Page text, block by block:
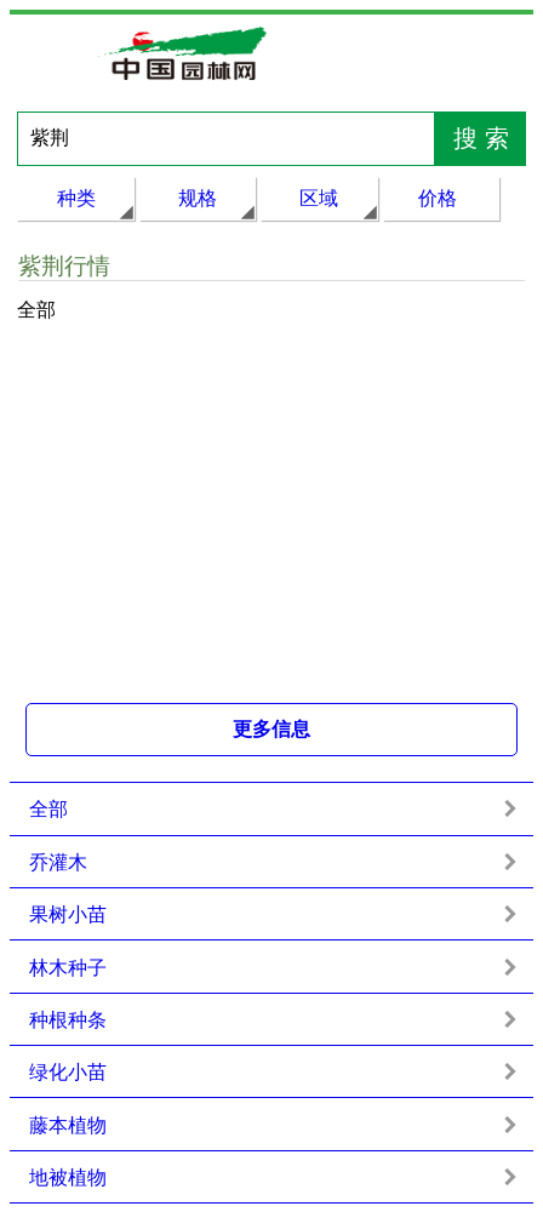
种类 规格 区域 价格
紫荆行情
全部
更多信息
全部
乔灌木
果树小苗
林木种子
种根种条
绿化小苗
藤本植物
地被植物